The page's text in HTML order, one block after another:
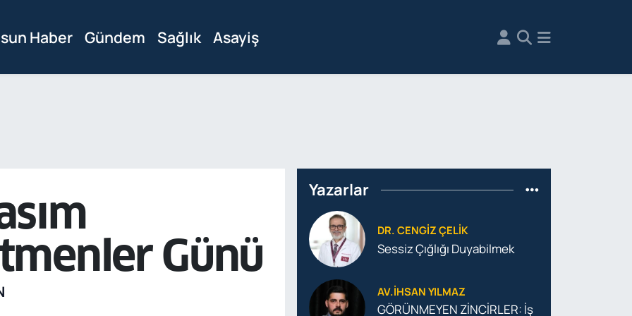
Haber Gündem Sağlık Asayiş
Günü
Yazarlar
DR. CENGIZ ÇELIK
Sessiz Çığlığı Duyabilmek
AV.İHSAN YILMAZ
GÖRÜNMEYEN ZİNCİRLER: İş